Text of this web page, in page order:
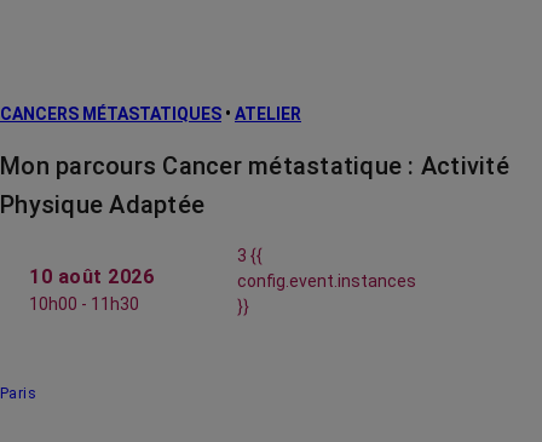
CANCERS MÉTASTATIQUES • ATELIER
Mon parcours Cancer métastatique : Activité
Physique Adaptée
10 août 2026
10h00 - 11h30
3 {{
config.event.instances
}}
Paris